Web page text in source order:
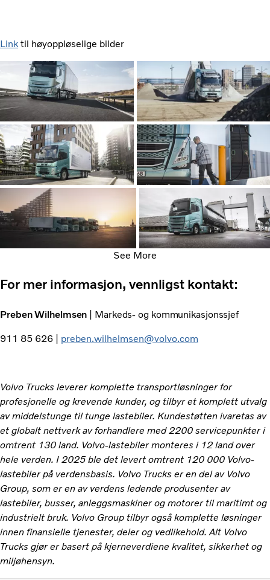
Link til høyoppløselige bilder
See More
For mer informasjon, vennligst kontakt:
Preben Wilhelmsen | Markeds- og kommunikasjonssjef
911 85 626 | preben.wilhelmsen@volvo.com
Volvo Trucks leverer komplette transportløsninger for
profesjonelle og krevende kunder, og tilbyr et komplett utvalg
av middelstunge til tunge lastebiler. Kundestøtten ivaretas av
et globalt nettverk av forhandlere med 2200 servicepunkter i
omtrent 130 land. Volvo-lastebiler monteres i 12 land over
hele verden. I 2025 ble det levert omtrent 120 000 Volvo-
lastebiler på verdensbasis. Volvo Trucks er en del av Volvo
Group, som er en av verdens ledende produsenter av
lastebiler, busser, anleggsmaskiner og motorer til maritimt og
industrielt bruk. Volvo Group tilbyr også komplette løsninger
innen finansielle tjenester, deler og vedlikehold. Alt Volvo
Trucks gjør er basert på kjerneverdiene kvalitet, sikkerhet og
miljøhensyn.